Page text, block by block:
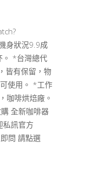
身狀況9.9成
。 *台灣總代
皆有保留，物
使用。 *工作
咖啡烘焙廠。
全新咖啡器
私訊官方
問 請點選